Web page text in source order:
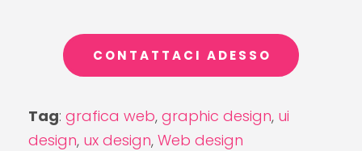
CONTATTACI ADESSO
Tag: grafica web, graphic design, ui
design, ux design, Web design